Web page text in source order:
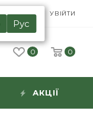
Рус
УВІЙТИ
0 0
АКЦІЇ